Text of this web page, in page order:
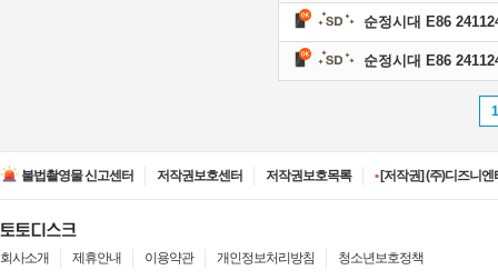
순정시대 E86
순정시대 E86
1
불법촬영물 신고센터 저작권보호센터 저작권보호목록
•[저작권] (주)디즈니엔
•[저작권] (주)에스에이
회사소개 제휴안내 이용약관 개인정보처리방침 청소년보호정책